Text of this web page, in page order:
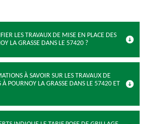
LES TRAVAUX DE MISE EN PLACE DES
LA GRASSE DANS LE 57420 ?
À SAVOIR SUR LES TRAVAUX DE
À POURNOY LA GRASSE DANS LE 57420 ET